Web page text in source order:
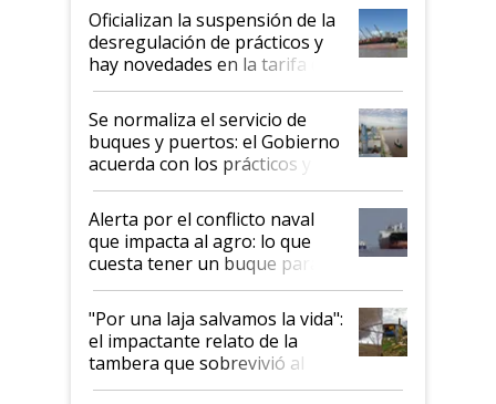
Oficializan la suspensión de la
desregulación de prácticos y
hay novedades en la tarifa de
la hidrovía
Se normaliza el servicio de
buques y puertos: el Gobierno
acuerda con los prácticos y
suspende el decreto de
desregulación
Alerta por el conflicto naval
que impacta al agro: lo que
cuesta tener un buque parado
y el peligro de que Argentina
pase a ser "país sucio"
"Por una laja salvamos la vida":
el impactante relato de la
tambera que sobrevivió al
tornado